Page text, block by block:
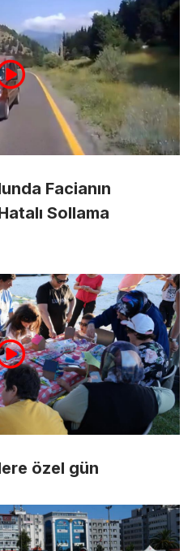
Facianın
Sollama
özel gün